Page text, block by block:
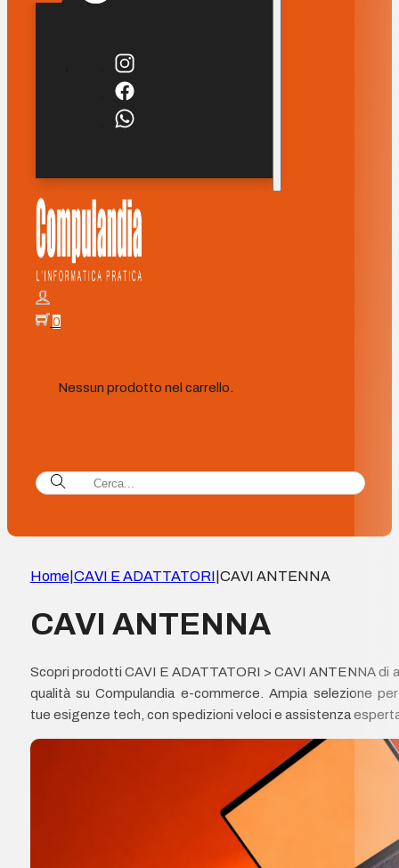
0
Nessun prodotto nel carrello.
Home| CAVI E ADATTATORI CAVI ANTENNA
CAVI ANTENNA
Scopri prodotti CAVI E ADATTATORI > CAVI ANTENNA di
qualità su Compulandia e-commerce. Ampia selezione
tue esigenze tech, con spedizioni veloci e assistenza